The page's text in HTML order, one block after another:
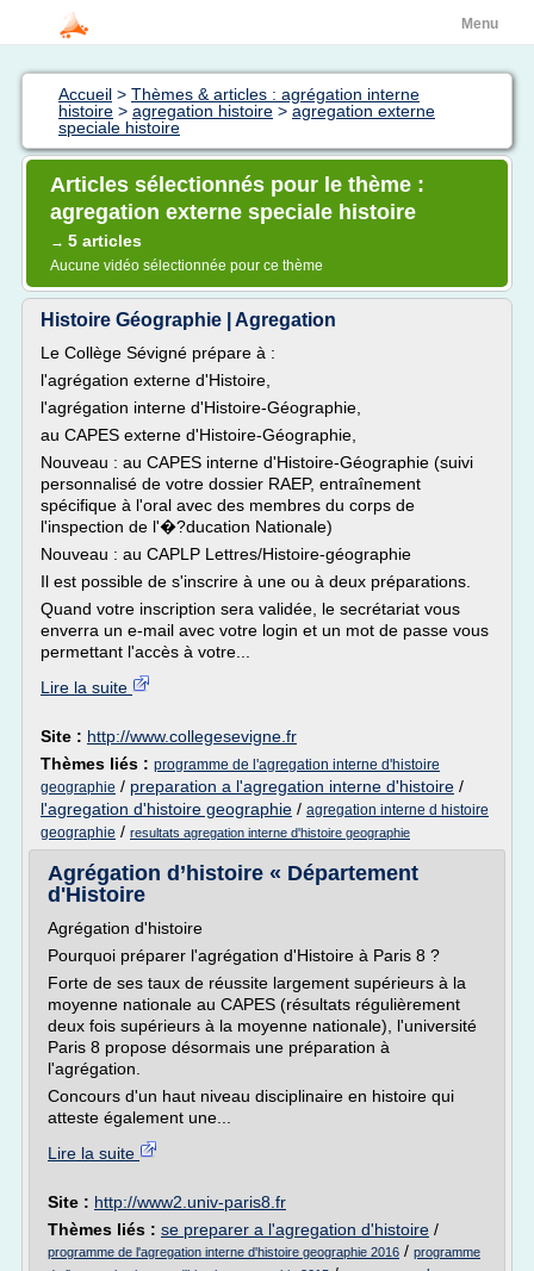
Menu
Accueil > Thèmes & articles : agrégation interne
histoire > agregation histoire > agregation externe
speciale histoire
Articles sélectionnés pour le thème :
agregation externe speciale histoire
→ 5 articles
Aucune vidéo sélectionnée pour ce thème
Histoire Géographie | Agregation
Le Collège Sévigné prépare à :
l'agrégation externe d'Histoire,
l'agrégation interne d'Histoire-Géographie,
au CAPES externe d'Histoire-Géographie,
Nouveau : au CAPES interne d'Histoire-Géographie (suivi
personnalisé de votre dossier RAEP, entraînement
spécifique à l'oral avec des membres du corps de
l'inspection de l'�?ducation Nationale)
Nouveau : au CAPLP Lettres/Histoire-géographie
Il est possible de s'inscrire à une ou à deux préparations.
Quand votre inscription sera validée, le secrétariat vous
enverra un e-mail avec votre login et un mot de passe vous
permettant l'accès à votre...
Lire la suite
Site : http://www.collegesevigne.fr
Thèmes liés : programme de l'agregation interne d'histoire
geographie / preparation a l'agregation interne d'histoire /
l'agregation d'histoire geographie / agregation interne d histoire
geographie / resultats agregation interne d'histoire geographie
Agrégation d’histoire « Département
d'Histoire
Agrégation d'histoire
Pourquoi préparer l'agrégation d'Histoire à Paris 8 ?
Forte de ses taux de réussite largement supérieurs à la
moyenne nationale au CAPES (résultats régulièrement
deux fois supérieurs à la moyenne nationale), l'université
Paris 8 propose désormais une préparation à
l'agrégation.
Concours d'un haut niveau disciplinaire en histoire qui
atteste également une...
Lire la suite
Site : http://www2.univ-paris8.fr
Thèmes liés : se preparer a l'agregation d'histoire /
programme de l'agregation interne d'histoire geographie 2016 / programme